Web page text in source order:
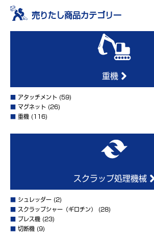
売りたし商品カテゴリー
重機
アタッチメント (59)
マグネット (26)
重機 (116)
スクラップ処理機械
シュレッダー (2)
スクラップシャー（ギロチン）
(28)
プレス機 (23)
切断機 (9)